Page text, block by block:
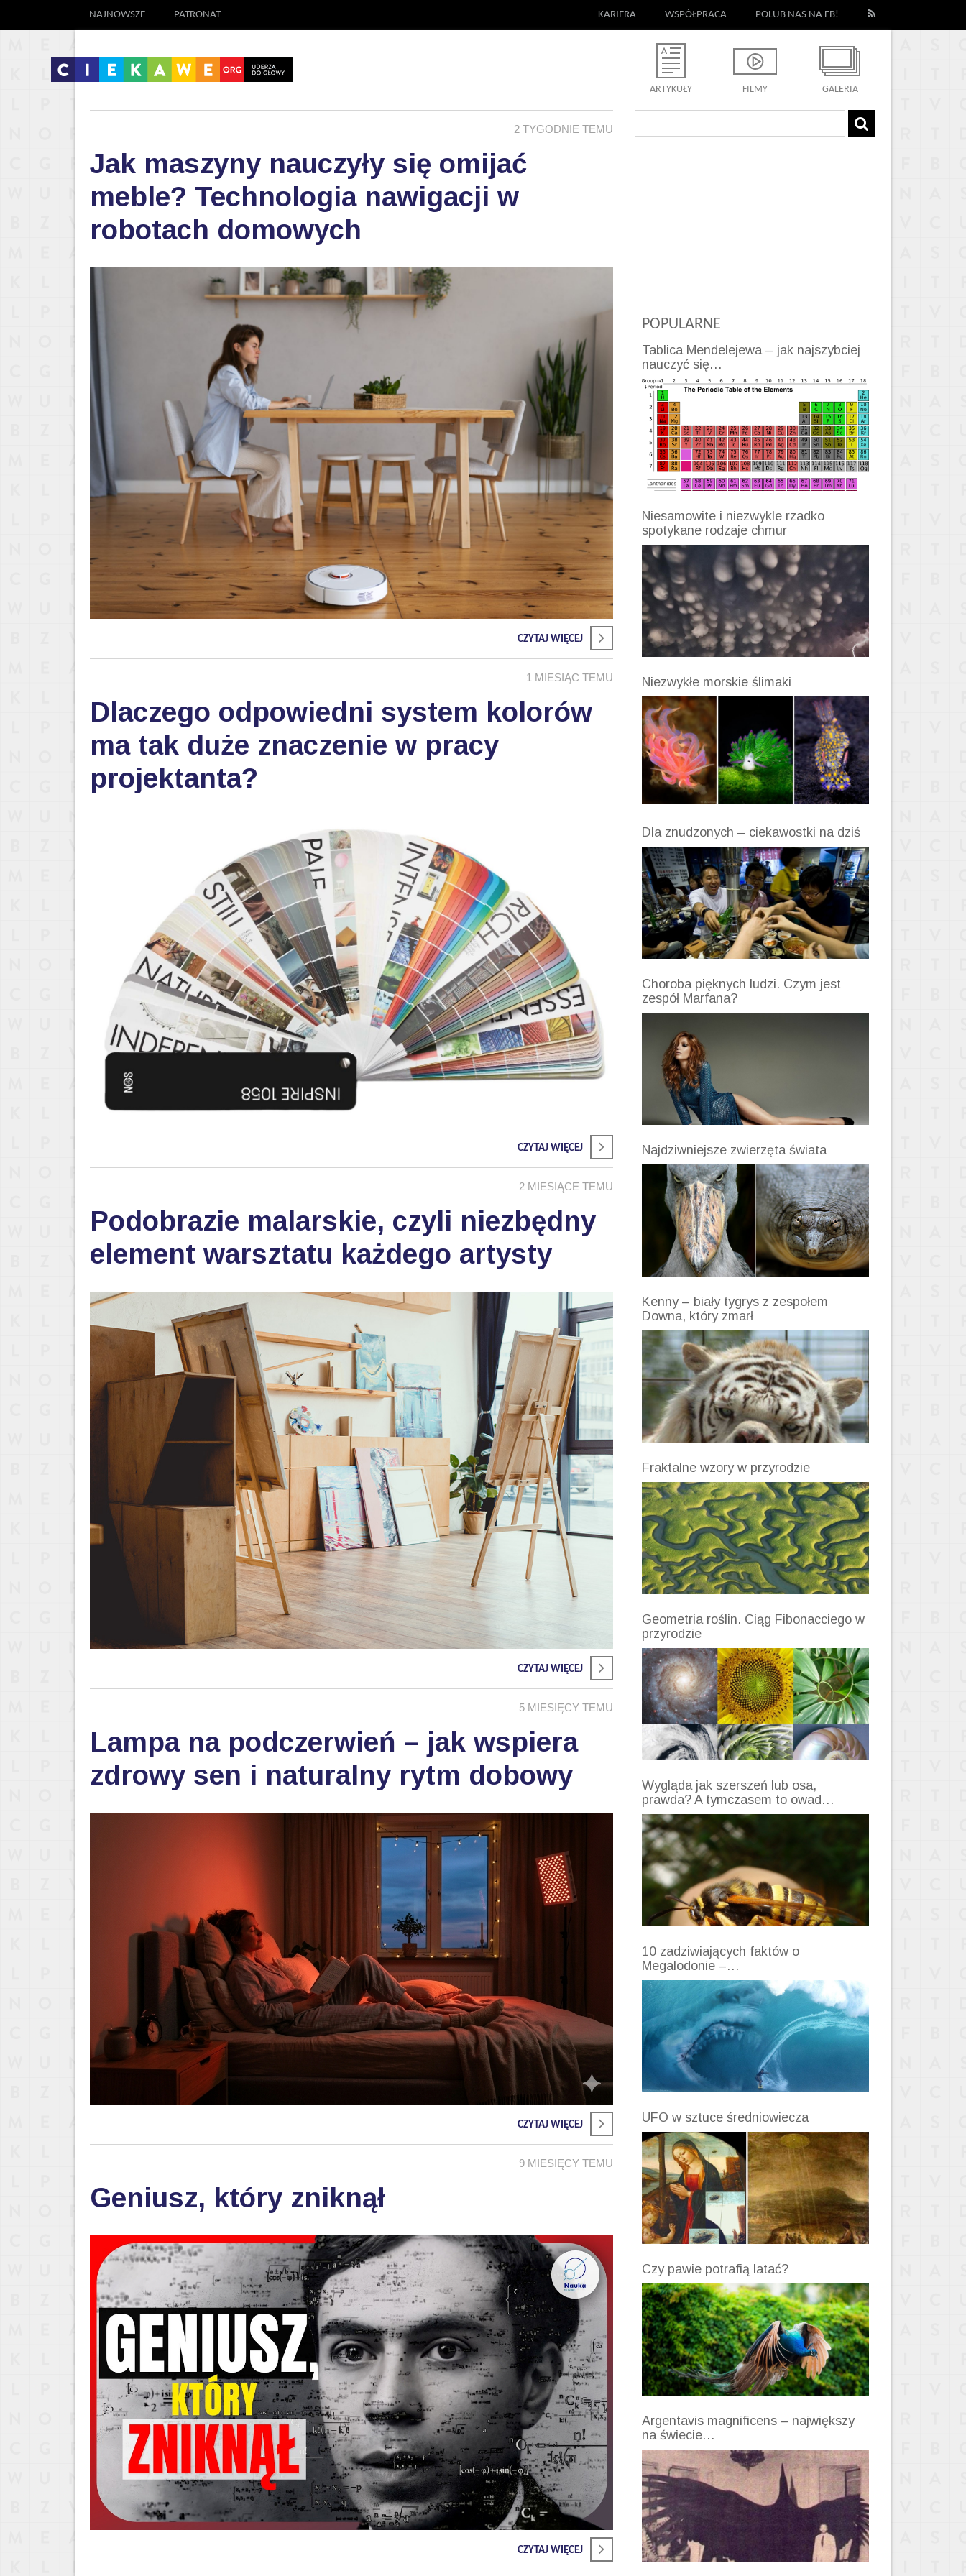
NAJNOWSZE PATRONAT KARIERA WSPÓŁPRACA POLUB NAS NA FB!
ARTYKUŁY FILMY GALERIA
2 TYGODNIE TEMU
Jak maszyny nauczyły się omijać
meble? Technologia nawigacji w
robotach domowych
CZYTAJ WIĘCEJ
1 MIESIĄC TEMU
Dlaczego odpowiedni system kolorów
ma tak duże znaczenie w pracy
projektanta?
CZYTAJ WIĘCEJ
2 MIESIĄCE TEMU
Podobrazie malarskie, czyli niezbędny
element warsztatu każdego artysty
CZYTAJ WIĘCEJ
5 MIESIĘCY TEMU
Lampa na podczerwień – jak wspiera
zdrowy sen i naturalny rytm dobowy
CZYTAJ WIĘCEJ
9 MIESIĘCY TEMU
Geniusz, który zniknął
CZYTAJ WIĘCEJ
POPULARNE
Tablica Mendelejewa – jak najszybciej
nauczyć się…
Niesamowite i niezwykle rzadko
spotykane rodzaje chmur
Niezwykłe morskie ślimaki
Dla znudzonych – ciekawostki na dziś
Choroba pięknych ludzi. Czym jest
zespół Marfana?
Najdziwniejsze zwierzęta świata
Kenny – biały tygrys z zespołem
Downa, który zmarł
Fraktalne wzory w przyrodzie
Geometria roślin. Ciąg Fibonacciego w
przyrodzie
Wygląda jak szerszeń lub osa,
prawda? A tymczasem to owad…
10 zadziwiających faktów o
Megalodonie –…
UFO w sztuce średniowiecza
Czy pawie potrafią latać?
Argentavis magnificens – największy
na świecie…